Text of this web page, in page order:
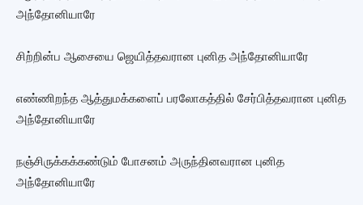
அந்தோனியாரே
சிற்றின்ப ஆசையை ஜெயித்தவரான புனித அந்தோனியாரே
எண்ணிறந்த ஆத்துமக்களைப் பரலோகத்தில் சேர்பித்தவரான புனித
அந்தோனியாரே
நஞ்சிருக்கக்கண்டும் போசனம் அருந்தினவரான புனித
அந்தோனியாரே